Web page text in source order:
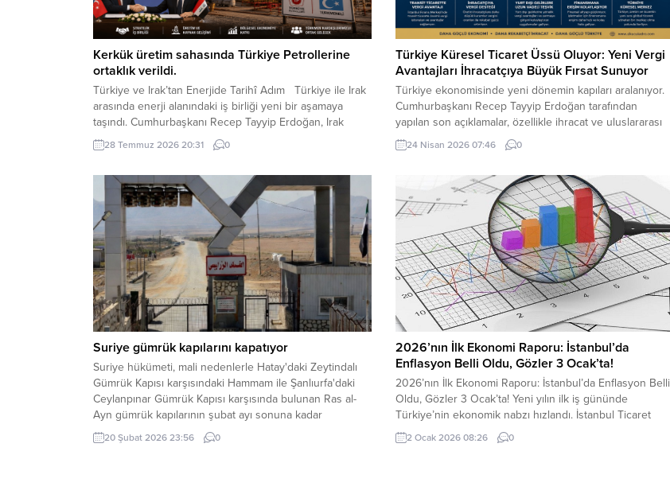
Kerkük üretim sahasında Türkiye Petrollerine
ortaklık verildi.
Türkiye ve Irak’tan Enerjide Tarihî Adım Türkiye ile Irak
arasında enerji alanındaki iş birliği yeni bir aşamaya
taşındı. Cumhurbaşkanı Recep Tayyip Erdoğan, Irak
Başbakanı Ali ez-Zeydi ile Ankara’da gerçekleştirilen
görüşmenin ardından yaptığı açıklamada, Kerkük üretim
ortaklık verildiğini duyurdu. Erdoğan, imzalanan
anlaşmayı “enerji alanındaki...
28 Temmuz 2026 20:31 0
Türkiye Küresel Ticaret Üssü Oluyor: Yeni Vergi
Avantajları İhracatçıya Büyük Fırsat Sunuyor
Türkiye ekonomisinde yeni dönemin kapıları aralanıyor.
Cumhurbaşkanı Recep Tayyip Erdoğan tarafından
yapılan son açıklamalar, özellikle ihracat ve uluslararası
ticaret alanında faaliyet gösteren firmalar için dikkat
çekici fırsatlar barındırıyor. İstanbul Finans Merkezi
daha aktif rol almasını hedeflerken, vergi avantajları ve
finansal teşvikler iş dünyasında yeni...
24 Nisan 2026 07:46 0
Suriye gümrük kapılarını kapatıyor
Suriye hükümeti, mali nedenlerle Hatay'daki Zeytindalı
Gümrük Kapısı karşısındaki Hammam ile Şanlıurfa'daki
Ceylanpınar Gümrük Kapısı karşısında bulunan Ras al-
Ayn gümrük kapılarının şubat ayı sonuna kadar
kapatılacağını duyurdu.
20 Şubat 2026 23:56 0
2026’nın İlk Ekonomi Raporu: İstanbul’da
Enflasyon Belli Oldu, Gözler 3 Ocak’ta!
2026’nın İlk Ekonomi Raporu: İstanbul’da Enflasyon Belli
Oldu, Gözler 3 Ocak’ta! Yeni yılın ilk iş gününde
Türkiye’nin ekonomik nabzı hızlandı. İstanbul Ticaret
Odası (İTO), 2025’in son enflasyon verilerini açıkladı. Bu
veri, yarın TÜİK tarafından açıklanacak resmi rakamlar ve
2 Ocak 2026 08:26 0